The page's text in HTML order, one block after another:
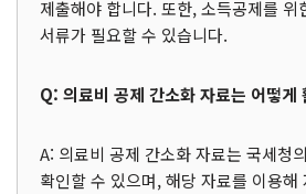
제출해야 합니다. 또한, 소득공제를 위
서류가 필요할 수 있습니다.
Q: 의료비 공제 간소화 자료는 어떻게
A: 의료비 공제 간소화 자료는 국세청
확인할 수 있으며, 해당 자료를 이용해